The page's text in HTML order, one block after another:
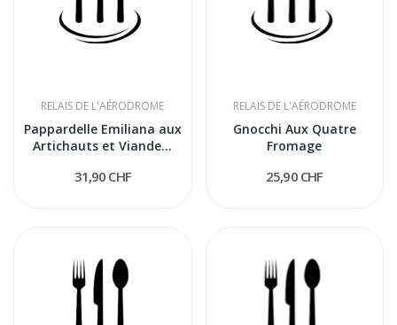
RELAIS DE L'AÉRODROME
Pappardelle Emiliana aux
Artichauts et Viande...
31,90 CHF
RELAIS DE L'AÉRODROME
Gnocchi Aux Quatre
Fromage
25,90 CHF